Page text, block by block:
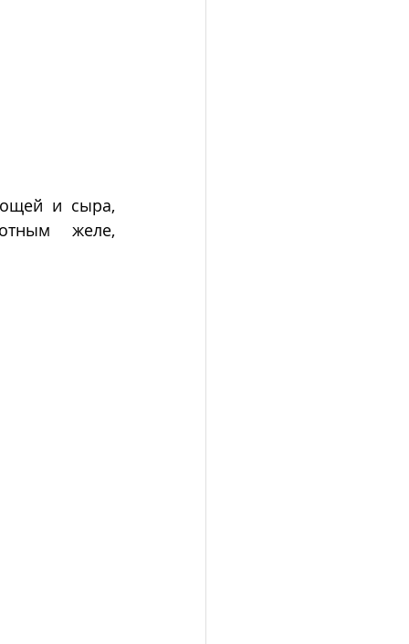
и сыра,
желе,